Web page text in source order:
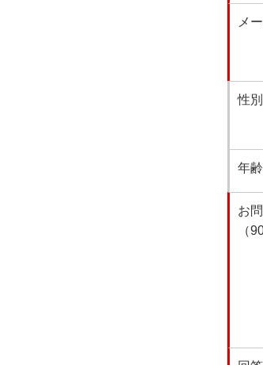
メ
性別
年齢
お
（